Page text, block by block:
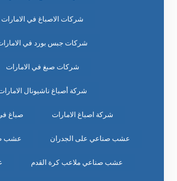
شركات الاصباغ في الامارات
شركات جبس بورد في
شركات صبغ في الامارات
شركة أصباغ ناشيونال
شركة اصباغ الامارات صباغ
عشب صناعي على الجدران عشب
عشب صناعي ملاعب كرة القدم